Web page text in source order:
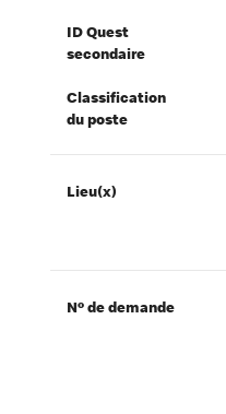
ID Quest
secondaire
Classification
du poste
Lieu(x)
Nº de demande